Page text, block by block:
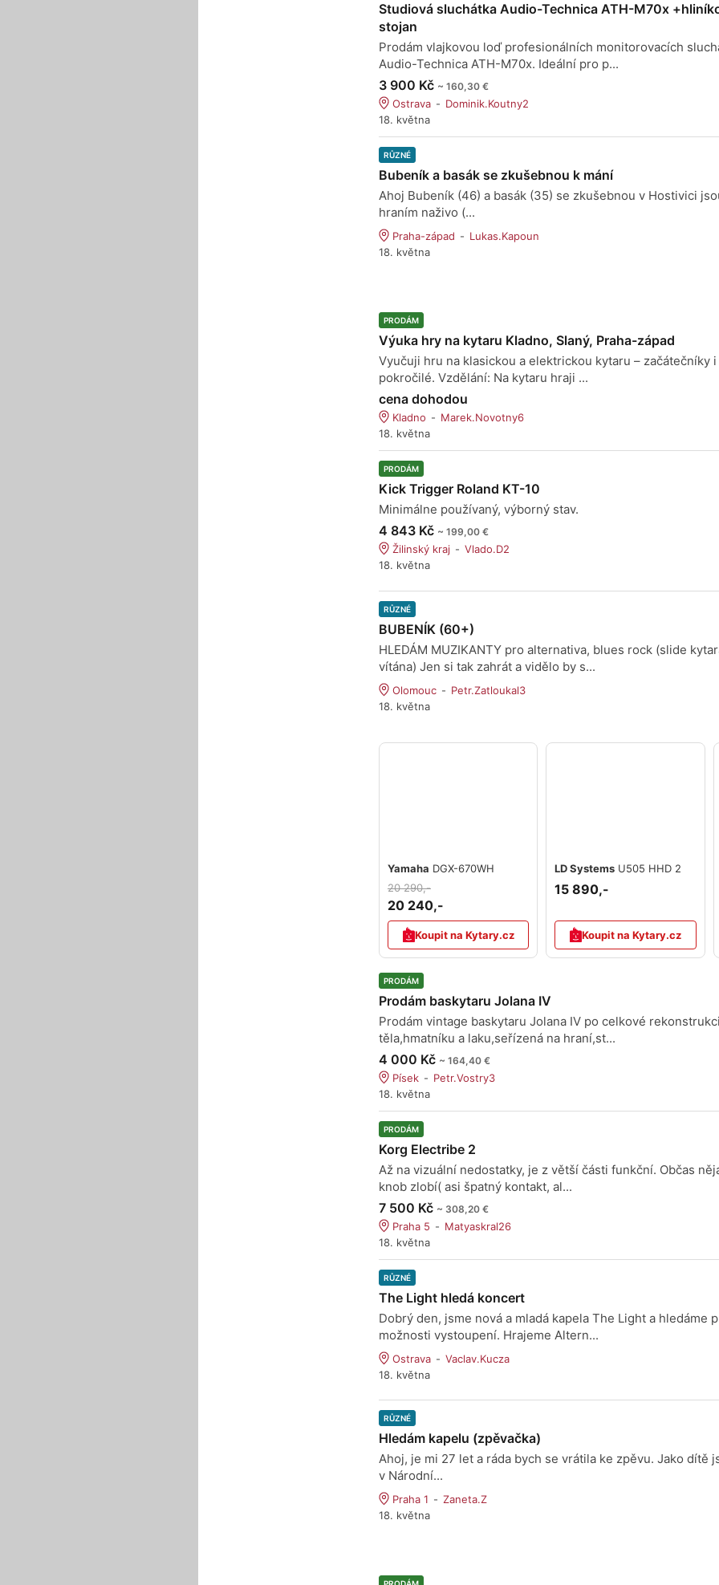
Studiová sluchátka Audio-Technica ATH-M70x
stojan
Prodám vlajkovou loď profesionálních monitorovacích
Audio-Technica ATH-M70x. Ideální pro p...
3 900 Kč ~ 160,30 €
Ostrava
Dominik.Koutny2
18. května
RŮZNÉ
Bubeník a basák se zkušebnou k mání
Ahoj Bubeník (46) a basák (35) se zkušebnou v Hostivici
hraním naživo (...
Praha-západ
Lukas.Kapoun
18. května
PRODÁM
Výuka hry na kytaru Kladno, Slaný, Praha-západ
Vyučuji hru na klasickou a elektrickou kytaru – začátečníky i
pokročilé. Vzdělání: Na kytaru hraji ...
cena dohodou
Kladno
Marek.Novotny6
18. května
PRODÁM
Kick Trigger Roland KT-10
Minimálne používaný, výborný stav.
4 843 Kč ~ 199,00 €
Žilinský kraj
Vlado.D2
18. května
RŮZNÉ
BUBENÍK (60+)
HLEDÁM MUZIKANTY pro alternativa, blues rock (slide
vítána) Jen si tak zahrát a vidělo by s...
Olomouc
Petr.Zatloukal3
18. května
Yamaha DGX-670WH
20 290,-
20 240,-
Koupit na Kytary.cz
LD Systems U505 HHD 2
15 890,-
Koupit na Kytary.cz
PRODÁM
Prodám baskytaru Jolana IV
Prodám vintage baskytaru Jolana IV po celkové
těla,hmatníku a laku,seřízená na hraní,st...
4 000 Kč ~ 164,40 €
Písek
Petr.Vostry3
18. května
PRODÁM
Korg Electribe 2
Až na vizuální nedostatky, je z větší části funkční. Občas
knob zlobí( asi špatný kontakt, al...
7 500 Kč ~ 308,20 €
Praha 5
Matyaskral26
18. května
RŮZNÉ
The Light hledá koncert
Dobrý den, jsme nová a mladá kapela The Light a hledáme
možnosti vystoupení. Hrajeme Altern...
Ostrava
Vaclav.Kucza
18. května
RŮZNÉ
Hledám kapelu (zpěvačka)
Ahoj, je mi 27 let a ráda bych se vrátila ke zpěvu. Jako dítě
v Národní...
Praha 1
Zaneta.Z
18. května